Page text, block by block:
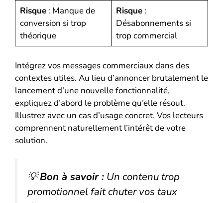
Risque: Manque de
conversion si trop
théorique
Risque:
Désabonnements si
trop commercial
Intégrez vos messages commerciaux dans des
contextes utiles. Au lieu d’annoncer brutalement le
lancement d’une nouvelle fonctionnalité,
expliquez d’abord le problème qu’elle résout.
Illustrez avec un cas d’usage concret. Vos lecteurs
comprennent naturellement l’intérêt de votre
solution.
💡Bon à savoir : Un contenu trop
promotionnel fait chuter vos taux